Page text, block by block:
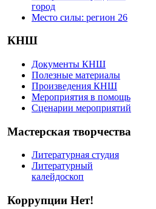
город
Место силы: регион 26
КНШ
Документы КНШ
Полезные материалы
Произведения КНШ
Мероприятия в помощь
Сценарии мероприятий
Мастерская творчества
Литературная студия
Литературный
калейдоскоп
Коррупции Нет!